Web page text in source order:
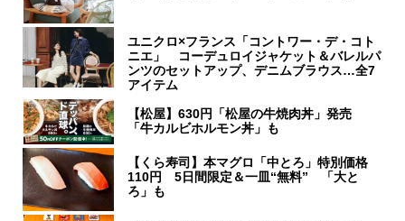
ユニクロ×フランス「コントワー・デ・コト
ニエ」 コーデュロイジャケット＆バレルパ
ンツのセットアップ、デニムブラウス…全7
アイテム
【松屋】630円「松屋の牛焼肉丼」発売
「牛カルビホルモン丼」も
【くら寿司】本マグロ「中とろ」特別価格
110円 5日間限定＆一皿“無料” 「大と
ろ」も